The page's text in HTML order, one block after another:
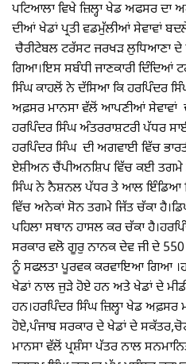
ਪਟਿਆਲਾ ਵਿਖੇ ਜ਼ਿਲ੍ਹਾ ਖੇਡ ਅਫਸਰ ਦਾ
ਦੀਆਂ ਖੇਡਾਂ ਪ੍ਰਤੀ ਵਡਮੁੱਲੀਆਂ ਸੇਵਾਵਾਂ
ਚੈਰੀਟੇਬਲ ਟਰੱਸਟ ਜਰਖੜ ਲੁਧਿਆਣਾ ਦੇ
ਗਿਆ।ਇਸ ਸਬੰਧੀ ਜਾਣਕਾਰੀ
ਸਿੰਘ ਕਾਹਲੋਂ ਨੇ ਦੱਸਿਆ ਕਿ ਹਰਪਿੰਦਰ
ਅਫ਼ਸਰ ਮਾਨਸਾ ਵੱਲੋਂ ਆਪਣੀਆਂ
ਹਰਪਿੰਦਰ ਸਿੰਘ ਅੰਤਰਰਾਸ਼ਟਰੀ ਪੱਧਰ
ਹਰਪਿੰਦਰ ਸਿੰਘ ਦੀ ਅਗਵਾਈ ਵਿੱਚ
ਏਸ਼ੀਅਨ ਚੈਂਪੀਅਨਸ਼ਿਪ ਵਿੱਚ ਕਈ ਤਗਮੇ
ਸਿੰਘ ਨੇ ਨੈਸ਼ਨਲ ਪੱਧਰ ਤੇ ਆਲ ਇੰਡਿਆ
ਵਿੱਚ ਅਨੇਕਾਂ ਸੋਨ ਤਗਮੇ ਜਿੱਤ ਚੱਕਾ
ਪਹਿਲਾ ਸਥਾਨ ਹਾਸਲ ਕਰ ਚੱਕਾ
ਸਰਕਾਰ ਵਲੋ ਗੂਰੁ ਨਾਨਕ ਦੇਵ ਜੀ ਦੇ
ਨੂੰ ਸਫਲਤਾ ਪੂਰਵਕ ਕਰਵਾਇਆ ਗਿਆ
ਖੇਡਾਂ ਨਾਲ ਜੁੜੇ ਹੋਏ ਹਨ ਅਤੇ ਖੇਡਾਂ ਦੇ
ਹਨ।ਹਰਪਿੰਦਰ ਸਿੰਘ ਜ਼ਿਲ੍ਹਾ ਖੇਡ ਅਫ਼ਸਰ
ਹੋਏ,ਪੰਜਾਬ ਸਰਕਾਰ ਦੇ ਖੇਡਾਂ ਦੇ
ਮਾਨਸਾ ਵੱਲੋਂ ਪ੍ਰਸ਼ੰਸਾ ਪੱਤਰ ਨਾਲ